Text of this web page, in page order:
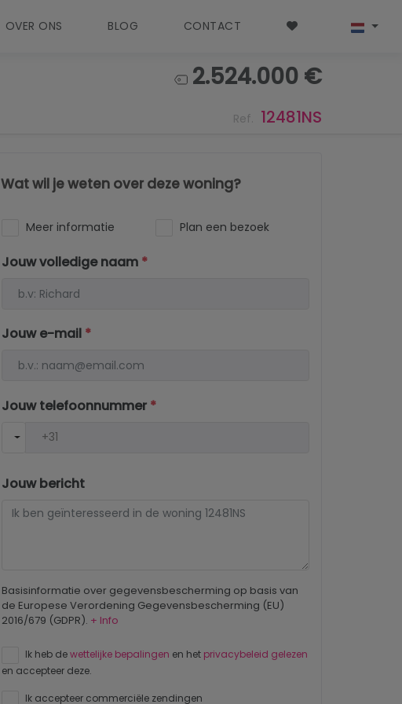
OVER ONS BLOG CONTACT
2.524.000 €
Ref. 12481NS
Wat wil je weten over deze woning?
Meer informatie Plan een bezoek
Jouw volledige naam *
Jouw e-mail *
Jouw telefoonnummer *
Jouw bericht
Basisinformatie over gegevensbescherming op basis van
de Europese Verordening Gegevensbescherming (EU)
2016/679 (GDPR). + Info
Ik heb dewettelijke bepalingen en het privacybeleid gelezen
en accepteer deze.
Ik accepteer commerciële zendingen